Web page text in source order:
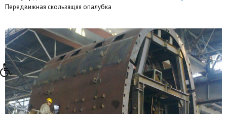
Передвижная скользящяя опалубка